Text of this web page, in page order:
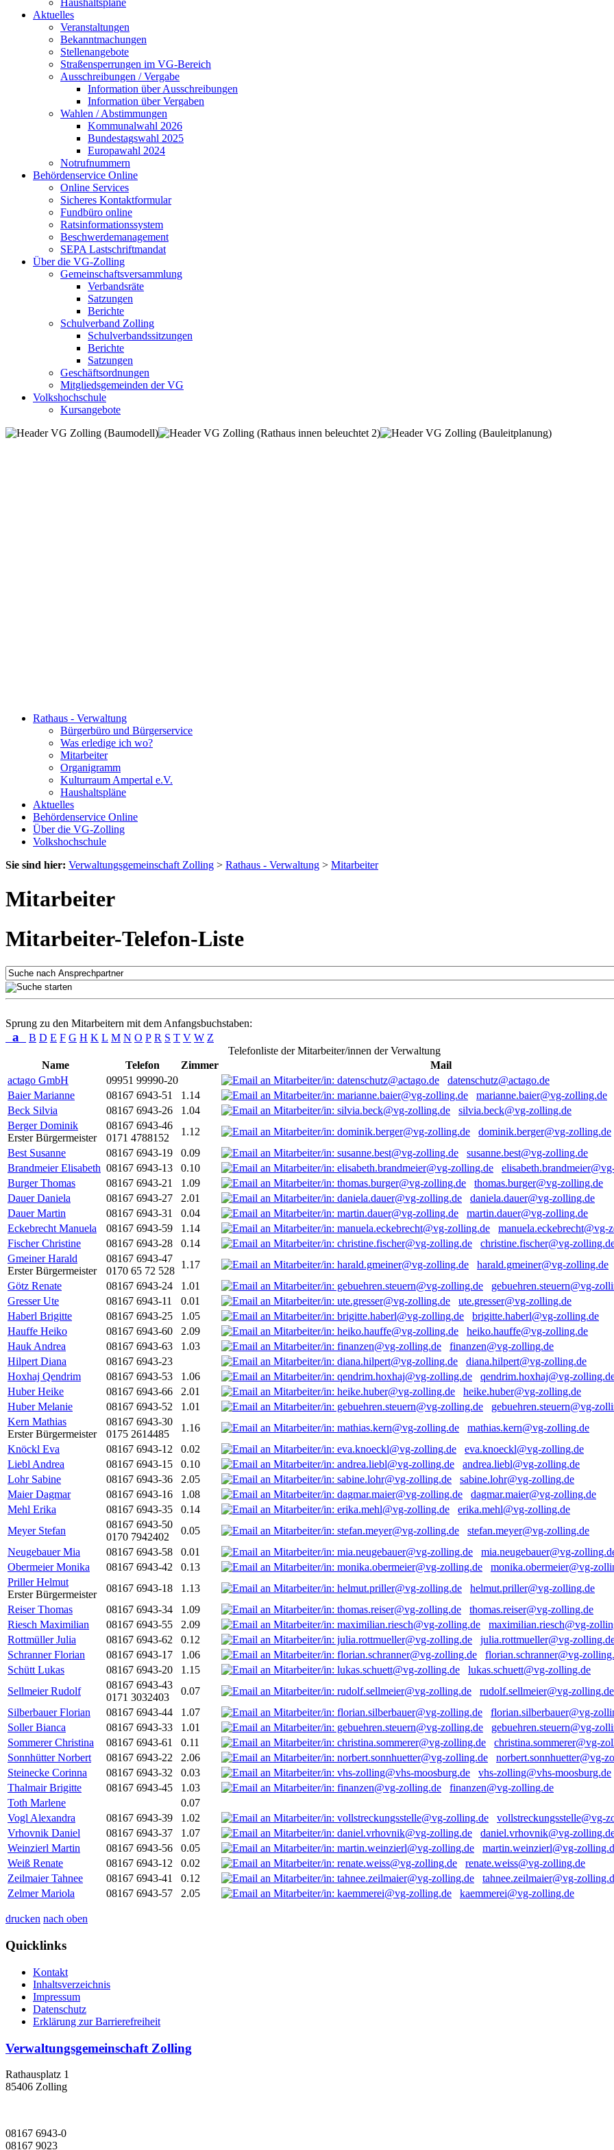
Haushaltspläne
Aktuelles
Veranstaltungen
Bekanntmachungen
Stellenangebote
Straßensperrungen im VG-Bereich
Ausschreibungen / Vergabe
Information über Ausschreibungen
Information über Vergaben
Wahlen / Abstimmungen
Kommunalwahl 2026
Bundestagswahl 2025
Europawahl 2024
Notrufnummern
Behördenservice Online
Online Services
Sicheres Kontaktformular
Fundbüro online
Ratsinformationssystem
Beschwerdemanagement
SEPA Lastschriftmandat
Über die VG-Zolling
Gemeinschaftsversammlung
Verbandsräte
Satzungen
Berichte
Schulverband Zolling
Schulverbandssitzungen
Berichte
Satzungen
Geschäftsordnungen
Mitgliedsgemeinden der VG
Volkshochschule
Kursangebote
Rathaus - Verwaltung
Bürgerbüro und Bürgerservice
Was erledige ich wo?
Mitarbeiter
Organigramm
Kulturraum Ampertal e.V.
Haushaltspläne
Aktuelles
Behördenservice Online
Über die VG-Zolling
Volkshochschule
Sie sind hier: Verwaltungsgemeinschaft Zolling > Rathaus - Verwaltung > Mitarbeiter
Mitarbeiter
Mitarbeiter-Telefon-Liste
Sprung zu den Mitarbeitern mit dem Anfangsbuchstaben:
a B D E F G H K L M N O P R S T V W Z
Telefonliste der Mitarbeiter/innen der Verwaltung
Name
Telefon Zimmer
Mail
actago GmbH
09951 99990-20
datenschutz@actago.de
Baier Marianne
08167 6943-51 1.14
marianne.baier@vg-zolling.de
Beck Silvia
08167 6943-26 1.04
silvia.beck@vg-zolling.de
Berger Dominik
Erster Bürgermeister
08167 6943-46
0171 4788152
1.12
dominik.berger@vg-zolling.de
Best Susanne
08167 6943-19 0.09
susanne.best@vg-zolling.de
Brandmeier Elisabeth 08167 6943-13 0.10
Burger Thomas
08167 6943-21 1.09
thomas.burger@vg-zolling.de
Dauer Daniela
08167 6943-27 2.01
daniela.dauer@vg-zolling.de
Dauer Martin
08167 6943-31 0.04
martin.dauer@vg-zolling.de
Eckebrecht Manuela
08167 6943-59 1.14
manuela.eckebrecht@vg-
Fischer Christine
08167 6943-28 0.14
christine.fischer@vg-
Gmeiner Harald
Erster Bürgermeister
08167 6943-47
0170 65 72 528
1.17
harald.gmeiner@vg-zolling.de
Götz Renate
08167 6943-24 1.01
gebuehren.steuern@vg-
Gresser Ute
08167 6943-11 0.01
ute.gresser@vg-zolling.de
Haberl Brigitte
08167 6943-25 1.05
brigitte.haberl@vg-zolling.de
Hauffe Heiko
08167 6943-60 2.09
heiko.hauffe@vg-zolling.de
Hauk Andrea
08167 6943-63 1.03
finanzen@vg-zolling.de
Hilpert Diana
08167 6943-23
diana.hilpert@vg-zolling.de
Hoxhaj Qendrim
08167 6943-53 1.06
qendrim.hoxhaj@vg-
Huber Heike
08167 6943-66 2.01
heike.huber@vg-zolling.de
Huber Melanie
08167 6943-52 1.01
gebuehren.steuern@vg-
Kern Mathias
Erster Bürgermeister
08167 6943-30
0175 2614485
1.16
mathias.kern@vg-zolling.de
Knöckl Eva
08167 6943-12 0.02
eva.knoeckl@vg-zolling.de
Liebl Andrea
08167 6943-15 0.10
andrea.liebl@vg-zolling.de
Lohr Sabine
08167 6943-36 2.05
sabine.lohr@vg-zolling.de
Maier Dagmar
08167 6943-16 1.08
dagmar.maier@vg-zolling.de
Mehl Erika
08167 6943-35 0.14
erika.mehl@vg-zolling.de
Meyer Stefan
08167 6943-50
0170 7942402
0.05
stefan.meyer@vg-zolling.de
Neugebauer Mia
08167 6943-58 0.01
mia.neugebauer@vg-
Obermeier Monika
08167 6943-42 0.13
monika.obermeier@vg-
Priller Helmut
Erster Bürgermeister
08167 6943-18 1.13
helmut.priller@vg-zolling.de
Reiser Thomas
08167 6943-34 1.09
thomas.reiser@vg-zolling.de
Riesch Maximilian
08167 6943-55 2.09
maximilian.riesch@vg-
Rottmüller Julia
08167 6943-62 0.12
julia.rottmueller@vg-
Schranner Florian
08167 6943-17 1.06
florian.schranner@vg-
Schütt Lukas
08167 6943-20 1.15
lukas.schuett@vg-zolling.de
Sellmeier Rudolf
08167 6943-43
0171 3032403
0.07
rudolf.sellmeier@vg-zolling.de
Silberbauer Florian
08167 6943-44 1.07
florian.silberbauer@vg-
Soller Bianca
08167 6943-33 1.01
gebuehren.steuern@vg-
Sommerer Christina
08167 6943-61 0.11
christina.sommerer@vg-
Sonnhütter Norbert
08167 6943-22 2.06
norbert.sonnhuetter@vg-
Steinecke Corinna
08167 6943-32 0.03
vhs-zolling@vhs-moosburg.de
Thalmair Brigitte
08167 6943-45 1.03
finanzen@vg-zolling.de
Toth Marlene
0.07
Vogl Alexandra
08167 6943-39 1.02
vollstreckungsstelle@vg-
Vrhovnik Daniel
08167 6943-37 1.07
daniel.vrhovnik@vg-
Weinzierl Martin
08167 6943-56 0.05
martin.weinzierl@vg-
Weiß Renate
08167 6943-12 0.02
renate.weiss@vg-zolling.de
Zeilmaier Tahnee
08167 6943-41 0.12
tahnee.zeilmaier@vg-
Zelmer Mariola
08167 6943-57 2.05 kaemmerei@vg-zolling.de
drucken nach oben
Quicklinks
Kontakt
Inhaltsverzeichnis
Impressum
Datenschutz
Erklärung zur Barrierefreiheit
Verwaltungsgemeinschaft Zolling
Rathausplatz 1
85406 Zolling
08167 6943-0
08167 9023